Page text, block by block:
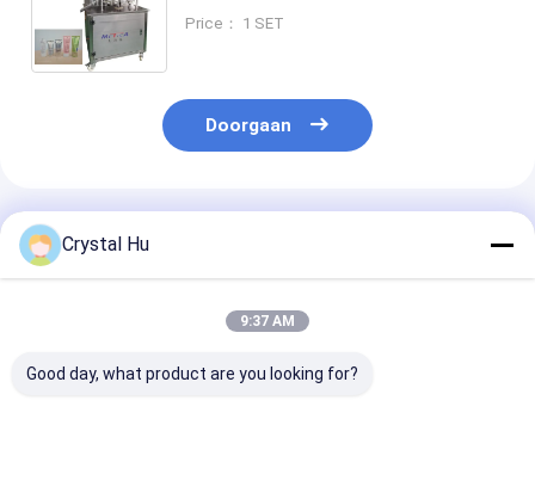
product en Voedselindustrie
Price： 1 SET
Doorgaan
Geadviseerde Producten
Crystal Hu
9:37 AM
Good day, what product are you looking for?